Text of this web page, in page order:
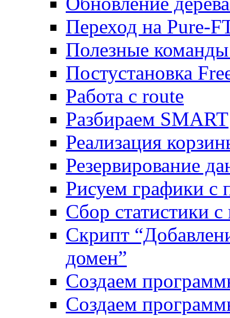
Переход на Pure-
Полезные
Постустановка
Работа с route
Разбираем SMART
Реализация
Резервирование
Рисуем графики
Сбор статистики
Скрипт
домен”
Создаем
Создаем